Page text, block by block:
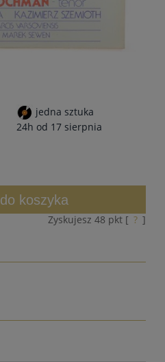
jedna sztuka
24h od 17 sierpnia
do koszyka
Zyskujesz 48 pkt [ ? ]